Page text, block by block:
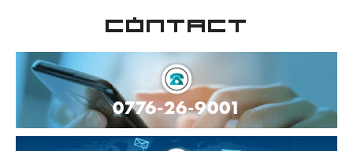
CONTACT
0776-26-9001